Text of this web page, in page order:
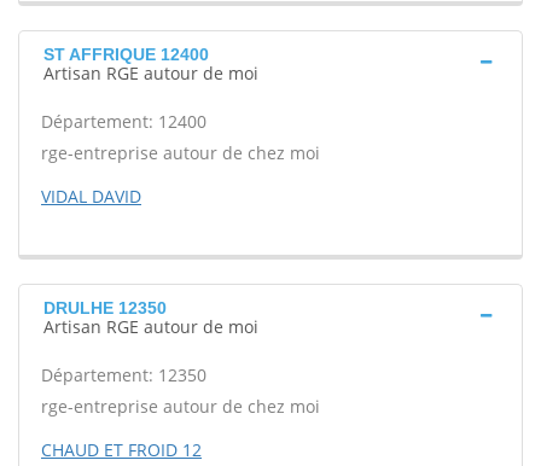
ST AFFRIQUE 12400
Artisan RGE autour de moi
Département: 12400
rge-entreprise autour de chez moi
VIDAL DAVID
DRULHE 12350
Artisan RGE autour de moi
Département: 12350
rge-entreprise autour de chez moi
CHAUD ET FROID 12